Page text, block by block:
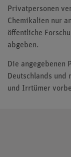
Privatpersonen
Chemikalien nur
öffentliche
abgeben.
Die angegebenen
Deutschlands und
und Irrtümer